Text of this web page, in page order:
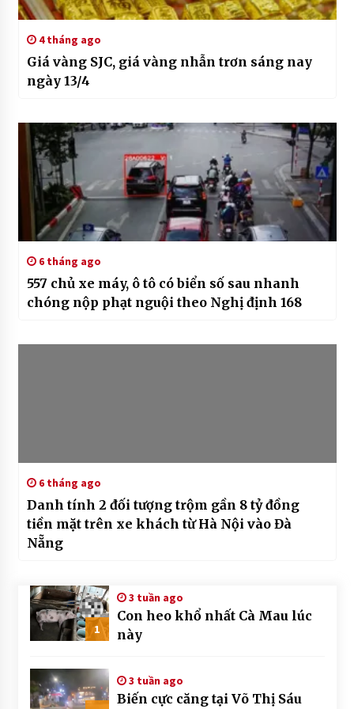
4 tháng ago
Giá vàng SJC, giá vàng nhẫn trơn sáng nay
ngày 13/4
6 tháng ago
557 chủ xe máy, ô tô có biển số sau nhanh
chóng nộp phạt nguội theo Nghị định 168
6 tháng ago
Danh tính 2 đối tượng trộm gần 8 tỷ đồng
tiền mặt trên xe khách từ Hà Nội vào Đà
Nẵng
1
3 tuần ago
Con heo khổ nhất Cà Mau lúc
này
3 tuần ago
Biến cực căng tại Võ Thị Sáu